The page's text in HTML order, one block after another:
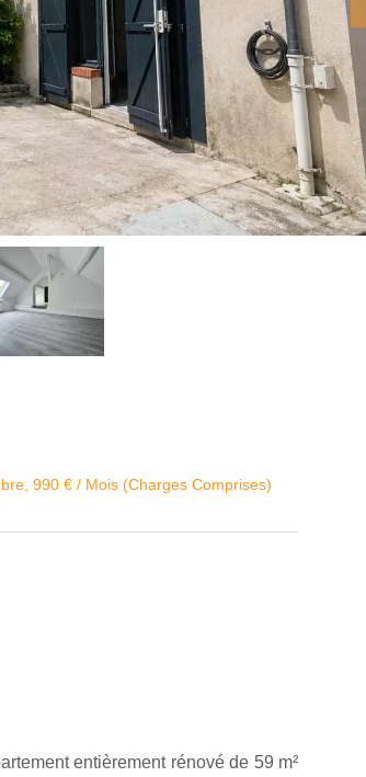
990 € / Mois (Charges Comprises)
entièrement rénové de 59 m²